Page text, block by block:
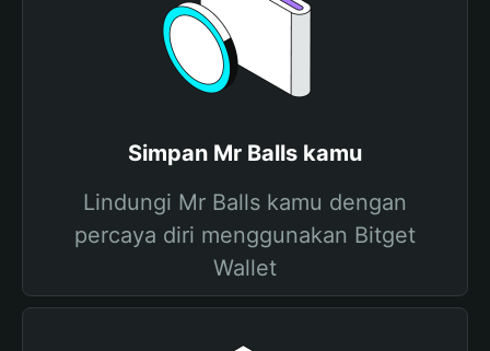
Simpan Mr Balls kamu
Lindungi Mr Balls kamu dengan
percaya diri menggunakan Bitget
Wallet